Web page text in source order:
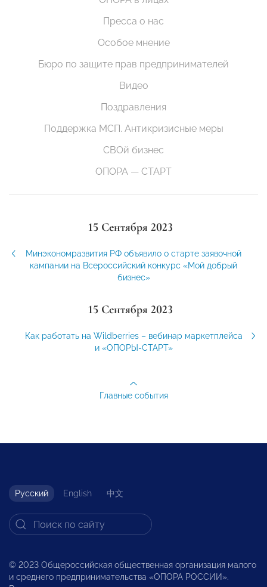
Пресса о нас
Особое мнение
Бюро по защите прав предпринимателей
Видео
Поздравления
Поддержка МСП. Антикризисные меры
СВОй бизнес
ОПОРА — СТАРТ
15 Сентября 2023
Минэкономразвития РФ объявило о старте заявочной
кампании на Всероссийский конкурс «Мой добрый
бизнес»
15 Сентября 2023
Как работать на Wildberries – вебинар маркетплейса
и «ОПОРЫ-СТАРТ»
Главные события
Русский English 中文
© 2023 Общероссийская общественная организация малого
и среднего предпринимательства «ОПОРА РОССИИ».